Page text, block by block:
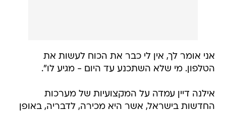
אני אומר לך, אין לי כבר את הכוח לעשות את
הטלפון. מי שלא השתכנע עד היום - מגיע לו".
אילנה דיין עמדה על המקצועיות של מערכות
החדשות בישראל, אשר היא מכירה, לדבריה, באופן